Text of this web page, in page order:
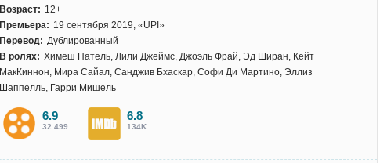
Возраст: 12+
Премьера: 19 сентября 2019, «UPI»
Перевод: Дублированный
В ролях: Химеш Патель, Лили Джеймс, Джоэль Фрай, Эд Ширан, Кейт
МакКиннон, Мира Сайал, Санджив Бхаскар, Софи Ди Мартино, Эллиз
Шаппелль, Гарри Мишель
6.9
32 499
6.8
134K